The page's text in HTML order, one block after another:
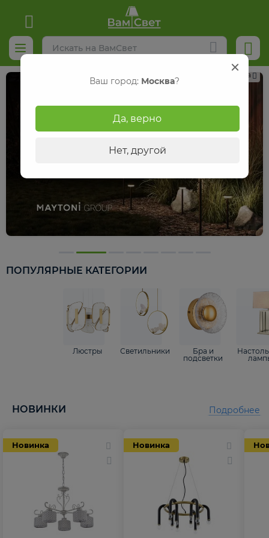
Реклама
ПОПУЛЯРНЫЕ КАТЕГОРИИ
Люстры Светильники
Бра и
подсветки
НОВИНКИ
Новинка Новинка
Подробнее
Ваш город: Москва?
Да, верно
Нет, другой